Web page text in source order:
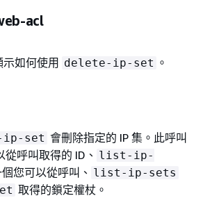
acl
如何使用 delete-ip-set 。
ip-set 會刪除指定的 IP 集。此呼叫
呼叫取得的 ID、 list-ip-
個您可以從呼叫、 list-ip-sets
取得的鎖定權杖。